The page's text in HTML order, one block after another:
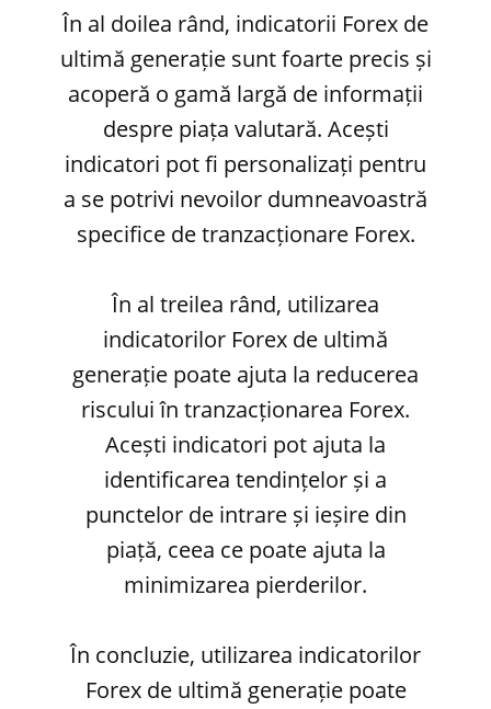
În al doilea rând, indicatorii Forex de
ultimă generație sunt foarte precis și
acoperă o gamă largă de informații
despre piața valutară. Acești
indicatori pot fi personalizați pentru
a se potrivi nevoilor dumneavoastră
specifice de tranzacționare Forex.
În al treilea rând, utilizarea
indicatorilor Forex de ultimă
generație poate ajuta la reducerea
riscului în tranzacționarea Forex.
Acești indicatori pot ajuta la
identificarea tendințelor și a
punctelor de intrare și ieșire din
piață, ceea ce poate ajuta la
minimizarea pierderilor.
În concluzie, utilizarea indicatorilor
Forex de ultimă generație poate